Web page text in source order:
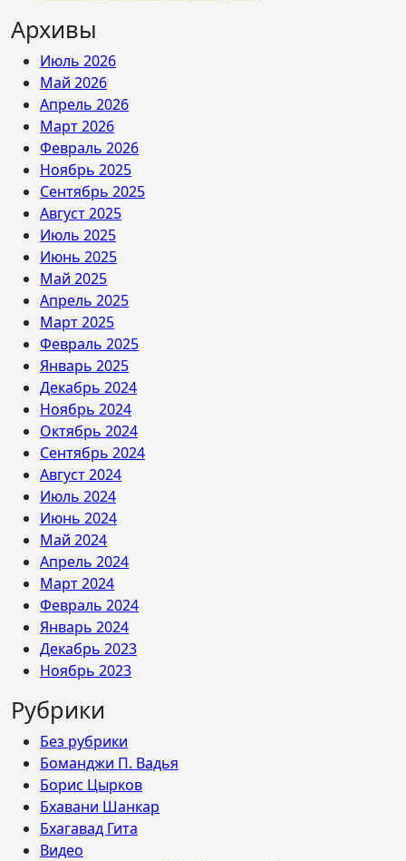
Архивы
Июль 2026
Май 2026
Апрель 2026
Март 2026
Февраль 2026
Ноябрь 2025
Сентябрь 2025
Август 2025
Июль 2025
Июнь 2025
Май 2025
Апрель 2025
Март 2025
Февраль 2025
Январь 2025
Декабрь 2024
Ноябрь 2024
Октябрь 2024
Сентябрь 2024
Август 2024
Июль 2024
Июнь 2024
Май 2024
Апрель 2024
Март 2024
Февраль 2024
Январь 2024
Декабрь 2023
Ноябрь 2023
Рубрики
Без рубрики
Боманджи П. Вадья
Борис Цырков
Бхавани Шанкар
Бхагавад Гита
Видео